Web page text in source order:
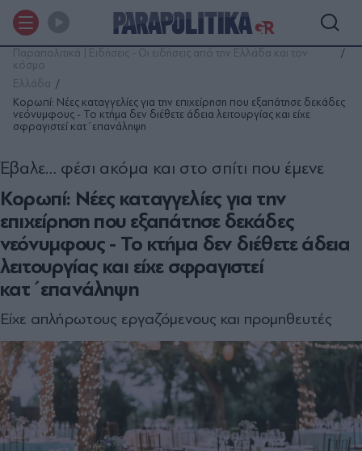
Παραπολιτικά | Ειδήσεις - Οι ειδήσεις από την Ελλάδα και τον
κόσμο
Ελλάδα
Κορωπί: Νέες καταγγελίες για την επιχείρηση που εξαπάτησε δεκάδες
νεόνυμφους - To κτήμα δεν διέθετε άδεια λειτουργίας και είχε
σφραγιστεί κατ΄επανάληψη
Κορωπί: Νέες καταγγελίες για την
επιχείρηση που εξαπάτησε δεκάδες
νεόνυμφους - To κτήμα δεν διέθετε άδεια
λειτουργίας και είχε σφραγιστεί
κατ΄επανάληψη
Έβαλε… φέσι ακόμα και στο σπίτι που έμενε
Είχε απλήρωτους εργαζόμενους και προμηθευτές